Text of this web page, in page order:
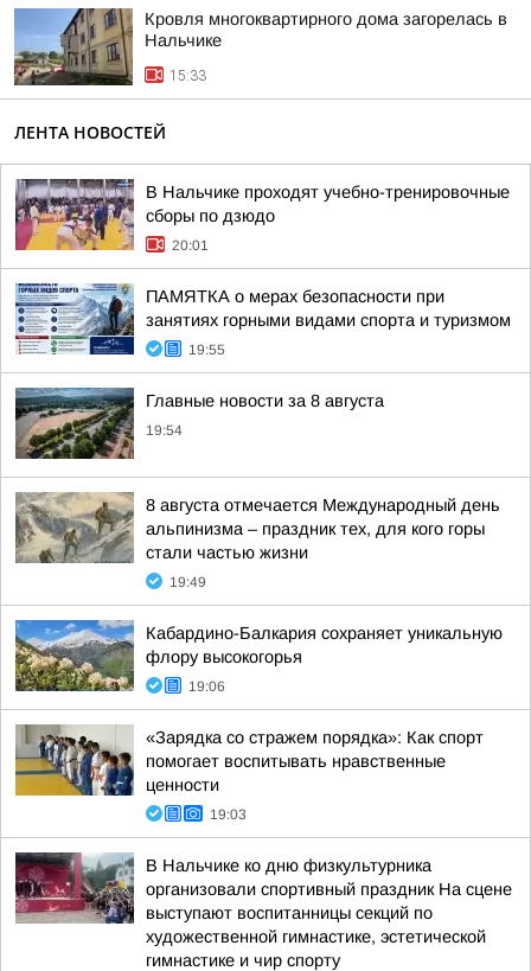
Кровля многоквартирного дома загорелась в
Нальчике
15:33
ЛЕНТА НОВОСТЕЙ
В Нальчике проходят учебно-тренировочные
сборы по дзюдо
20:01
ПАМЯТКА о мерах безопасности при
занятиях горными видами спорта и туризмом
19:55
Главные новости за 8 августа
19:54
8 августа отмечается Международный день
альпинизма – праздник тех, для кого горы
стали частью жизни
19:49
Кабардино-Балкария сохраняет уникальную
флору высокогорья
19:06
«Зарядка со стражем порядка»: Как спорт
помогает воспитывать нравственные
ценности
19:03
В Нальчике ко дню физкультурника
организовали спортивный праздник На сцене
выступают воспитанницы секций по
художественной гимнастике, эстетической
гимнастике и чир спорту